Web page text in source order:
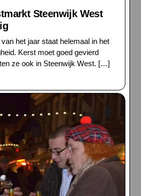
Steenwijk West
het jaar staat helemaal in het
Kerst moet goed gevierd
ze ook in Steenwijk West. […]